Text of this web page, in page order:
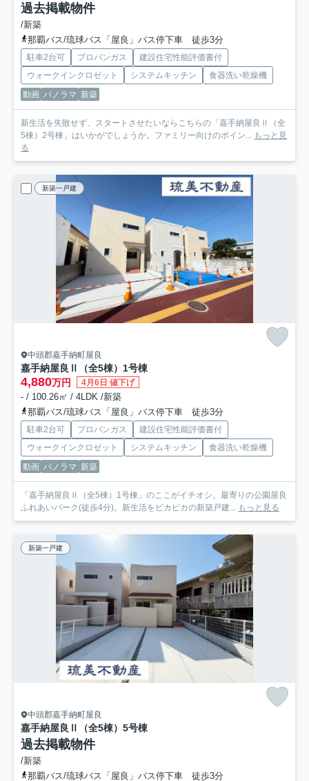
過去掲載物件
/新築
那覇バス/琉球バス「屋良」バス停下車 徒歩3分
駐車2台可 プロパンガス
建設住宅性能評価書付
ウォークインクロゼット
システムキッチン
食器洗い乾燥機
動画 パノラマ 新築
新生活を失敗せず、スタートさせたいならこちらの「嘉手納屋良Ⅱ（全
5棟）2号棟」はいかがでしょうか。ファミリー向けのポイン...
もっと見
る
新築一戸建
中頭郡嘉手納町屋良
嘉手納屋良Ⅱ（全5棟）1号棟
4,880万円 4月6日 値下げ
- / 100.26㎡ / 4LDK /新築
那覇バス/琉球バス「屋良」バス停下車 徒歩3分
駐車2台可 プロパンガス
建設住宅性能評価書付
ウォークインクロゼット
システムキッチン
食器洗い乾燥機
動画 パノラマ 新築
「嘉手納屋良Ⅱ（全5棟）1号棟」のここがイチオシ。最寄りの公園屋良
ふれあいパーク(徒歩4分)。新生活をピカピカの新築戸建... もっと見る
新築一戸建
中頭郡嘉手納町屋良
嘉手納屋良Ⅱ（全5棟）5号棟
過去掲載物件
/新築
那覇バス/琉球バス「屋良」バス停下車 徒歩3分